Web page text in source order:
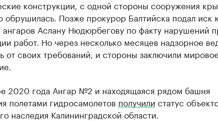
конструкции, с одной стороны сооружения
обрушилась. Позже прокурор Балтийска подал иск к
ангаров Аслану Нюдюрбегову по факту нарушений
работ. Но через несколько месяцев надзорное
от своих требований, и стороны заключили мировое
2020 года Ангар №2 и находящаяся рядом башня
полетами гидросамолетов получили статус
наследия Калининградской области.